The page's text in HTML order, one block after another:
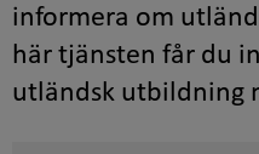
informera om
här tjänsten får du
utländsk utbildning